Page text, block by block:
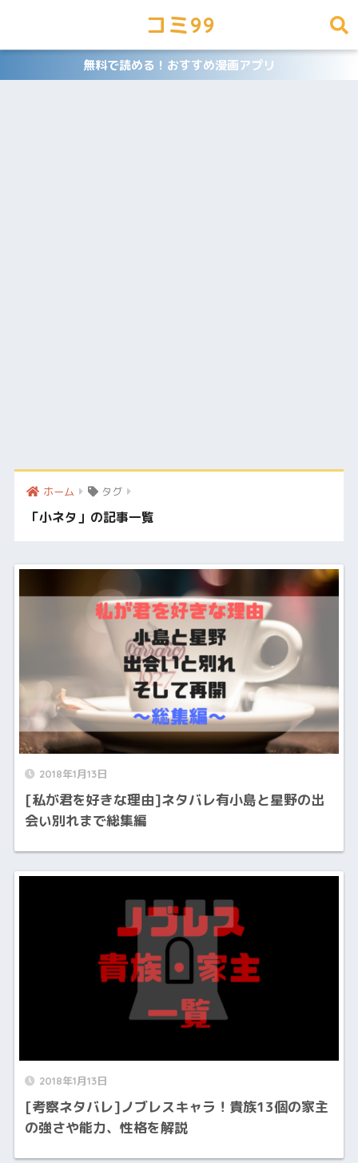
コミ99
無料で読める！おすすめ漫画アプリ
ホーム タグ
「小ネタ」の記事一覧
2018年1月13日
[私が君を好きな理由]ネタバレ有小島と星野の出
会い別れまで総集編
2018年1月13日
[考察ネタバレ]ノブレスキャラ！貴族13個の家主
の強さや能力、性格を解説